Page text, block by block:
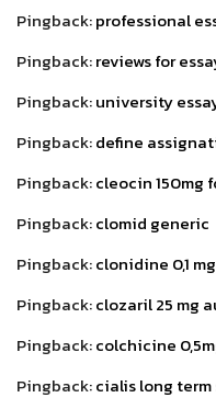
Pingback:professional
Pingback:reviews for
Pingback:university
Pingback:define
Pingback:cleocin 150mg
Pingback:clomid generic
Pingback:clonidine 0,1
Pingback:clozaril 25 mg
Pingback:colchicine
Pingback:cialis long